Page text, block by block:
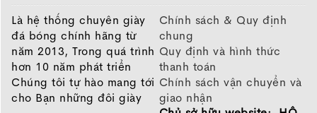
Là hệ thống chuyên giày
đá bóng chính hãng từ
năm 2013, Trong quá trình
hơn 10 năm phát triển
Chúng tôi tự hào mang tới
cho Bạn những đôi giày
Chính sách & Quy định
chung
Quy định và hình thức
thanh toán
Chính sách vận chuyển và
giao nhận